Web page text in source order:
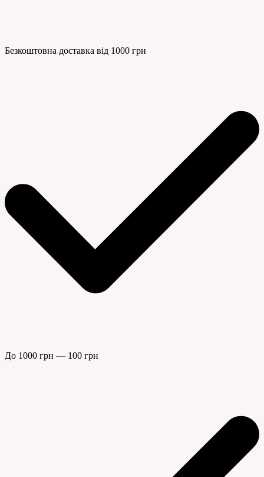
Безкоштовна доставка від 1000 грн
До 1000 грн — 100 грн